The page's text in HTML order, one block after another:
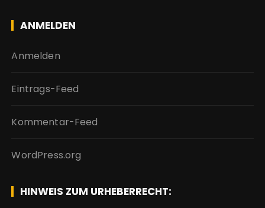
ANMELDEN
Anmelden
Eintrags-Feed
Kommentar-Feed
WordPress.org
HINWEIS ZUM URHEBERRECHT: